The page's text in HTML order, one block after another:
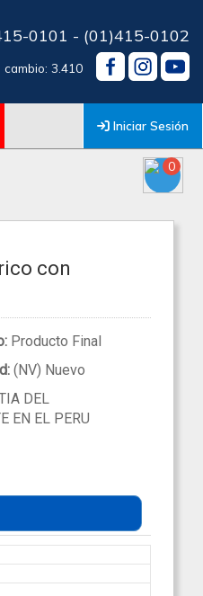
0101 - (01)415-0102
cambio: 3.410
Iniciar Sesión
0
con
Producto Final
(NV) Nuevo
DEL
EN EL PERU